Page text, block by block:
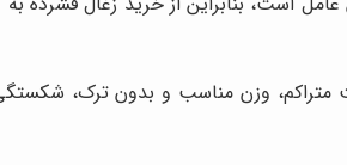
متراکم، وزن مناسب و بدون ترک،